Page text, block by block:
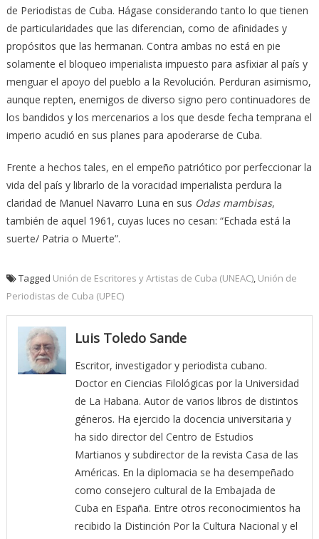
de Periodistas de Cuba. Hágase considerando tanto lo que tienen
de particularidades que las diferencian, como de afinidades y
propósitos que las hermanan. Contra ambas no está en pie
solamente el bloqueo imperialista impuesto para asfixiar al país y
menguar el apoyo del pueblo a la Revolución. Perduran asimismo,
aunque repten, enemigos de diverso signo pero continuadores de
los bandidos y los mercenarios a los que desde fecha temprana el
imperio acudió en sus planes para apoderarse de Cuba.
Frente a hechos tales, en el empeño patriótico por perfeccionar la
vida del país y librarlo de la voracidad imperialista perdura la
claridad de Manuel Navarro Luna en sus Odas mambisas,
también de aquel 1961, cuyas luces no cesan: “Echada está la
suerte/ Patria o Muerte”.
Tagged Unión de Escritores y Artistas de Cuba (UNEAC), Unión de
Periodistas de Cuba (UPEC)
Luis Toledo Sande
Escritor, investigador y periodista cubano.
Doctor en Ciencias Filológicas por la Universidad
de La Habana. Autor de varios libros de distintos
géneros. Ha ejercido la docencia universitaria y
ha sido director del Centro de Estudios
Martianos y subdirector de la revista Casa de las
Américas. En la diplomacia se ha desempeñado
como consejero cultural de la Embajada de
Cuba en España. Entre otros reconocimientos ha
recibido la Distinción Por la Cultura Nacional y el